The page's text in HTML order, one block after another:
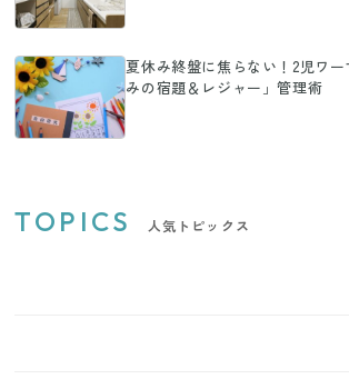
夏休み終盤に焦らない！2児ワ
みの宿題＆レジャー」管理術
TOPICS 人気トピックス